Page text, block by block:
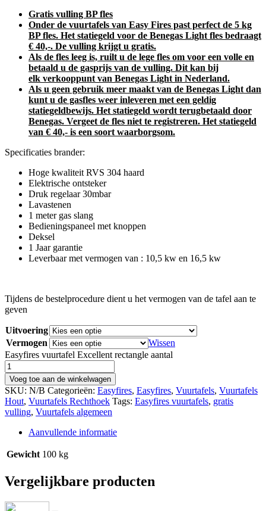
Gratis vulling BP fles
Onder de vuurtafels van Easy Fires past perfect de 5 kg
BP fles. Het statiegeld voor de Benegas Light fles bedraagt
€ 40,-. De vulling krijgt u gratis.
Als de fles leeg is, ruilt u de lege fles om voor een volle en
betaald u de gasprijs van de vulling. Dit kan bij
elk verkooppunt van Benegas Light in Nederland.
Als u geen gebruik meer maakt van de Benegas Light dan
kunt u de gasfles weer inleveren met een geldig
statiegeldbewijs. Het statiegeld wordt terugbetaald door
Benegas. Vergeet de fles niet te registreren. Het statiegeld
van € 40,- is een soort waarborgsom.
Specificaties brander:
Hoge kwaliteit RVS 304 haard
Elektrische ontsteker
Druk regelaar 30mbar
Lavastenen
1 meter gas slang
Bedieningspaneel met knoppen
Deksel
1 Jaar garantie
Leverbaar met vermogen van : 10,5 kw en 16,5 kw
Tijdens de bestelprocedure dient u het vermogen van de tafel aan te
geven
Uitvoering
Vermogen
Wissen
Easyfires vuurtafel Excellent rectangle aantal
Voeg toe aan de winkelwagen
SKU: N/B Categorieën: Easyfires, Easyfires, Vuurtafels, Vuurtafels
Hout, Vuurtafels Rechthoek Tags: Easyfires vuurtafels, gratis
vulling, Vuurtafels algemeen
Aanvullende informatie
Gewicht 100 kg
Vergelijkbare producten